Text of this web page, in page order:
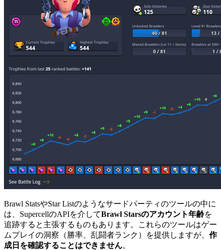
Brawl StatsやStar Listのようなサードパーティのツールの中に
は、SupercellのAPIを介してBrawl Starsのアカウント年齢を
追跡すると主張するものもあります。これらのツールはゲー
ムプレイの洞察（勝率、乱闘者ランク）を提供しますが、 作
成日を確認することはできません。